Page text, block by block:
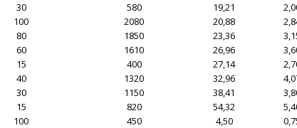
30 580 19,21
100 2080 20,88
80 1850 23,36
60 1610 26,96
15 400 27,14
40 1320 32,96
30 1150 38,41
15 820 54,32
100 450 4,50